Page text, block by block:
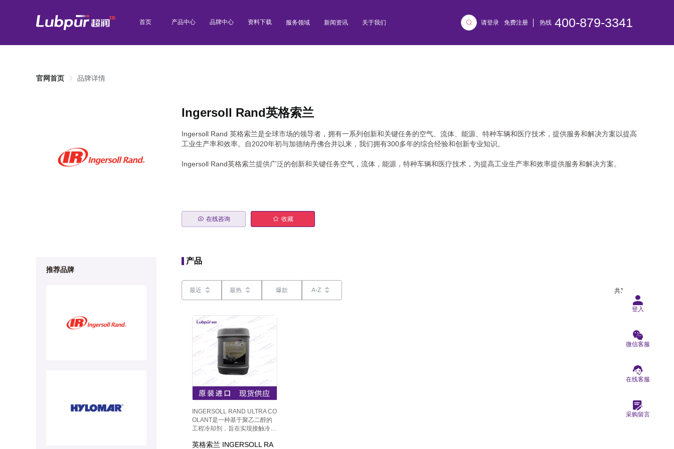
首页 产品中心 品牌中心 资料下载 服务领域 新闻资讯 关于我们 请登录 免费注册 热线 400-879-3341
登入
微信客服
在线客服
采购留言
官网首页 品牌详情
Ingersoll Rand英格索兰
Ingersoll Rand 英格索兰是全球市场的领导者，拥有一系列创新和关键任务的空气、流体、能源、特种车辆和医疗技术，提供服务和解决方案以提高
工业生产率和效率。自2020年初与加德纳丹佛合并以来，我们拥有300多年的综合经验和创新专业知识。
Ingersoll Rand英格索兰提供广泛的创新和关键任务空气，流体，能源，特种车辆和医疗技术，为提高工业生产率和效率提供服务和解决方案。
在线咨询 收藏
推荐品牌
产品
最近 最热 爆款 A-Z 共1相关商品
INGERSOLL RAND ULTRA CO
OLANT是一种基于聚乙二醇的
工程冷却剂，旨在实现接触冷却
缩机性能 - 即使在最高温度下也
英格索兰 INGERSOLL RA